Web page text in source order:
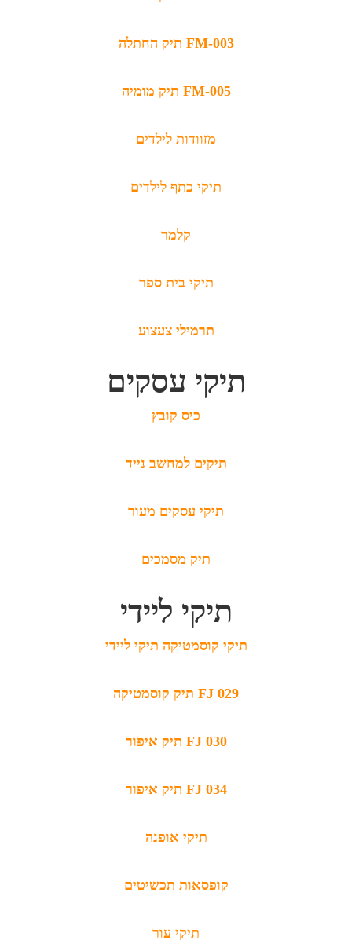
תיק החתלה FM-003
תיק מומיה FM-005
מזוודות לילדים
תיקי כתף לילדים
קלמר
תיקי בית ספר
תרמילי צעצוע
תיקי עסקים
כיס קובץ
תיקים למחשב נייד
תיקי עסקים מעור
תיק מסמכים
תיקי ליידי
תיקי קוסמטיקה תיקי ליידי
תיק קוסמטיקה FJ 029
תיק איפור FJ 030
תיק איפור FJ 034
תיקי אופנה
קופסאות תכשיטים
תיקי עור